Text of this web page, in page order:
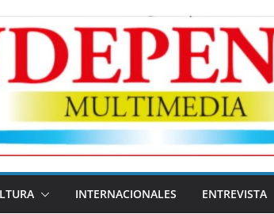
INTERNACIONALES ENTREVISTA